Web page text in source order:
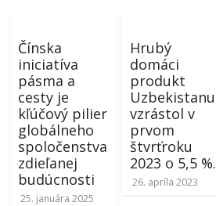
Čínska
iniciatíva
pásma a
cesty je
kľúčový pilier
globálneho
spoločenstva
zdieľanej
budúcnosti
25. januára 2025
Hrubý
domáci
produkt
Uzbekistanu
vzrástol v
prvom
štvrťroku
2023 o 5,5 %.
26. apríla 2023